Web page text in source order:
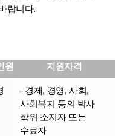
랍니다.
원 지원자격
- 경제, 경영, 사회,
사회복지 등의 박사
학위 소지자 또는
수료자